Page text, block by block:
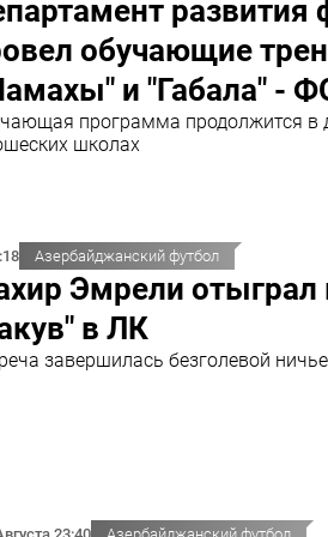
обучающие
и "Габала" -
программа продолжится в
школах
Азербайджанский футбол
Эмрели отыграл
в ЛК
завершилась безголевой